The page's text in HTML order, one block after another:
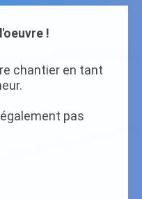
!
chantier en tant
pas